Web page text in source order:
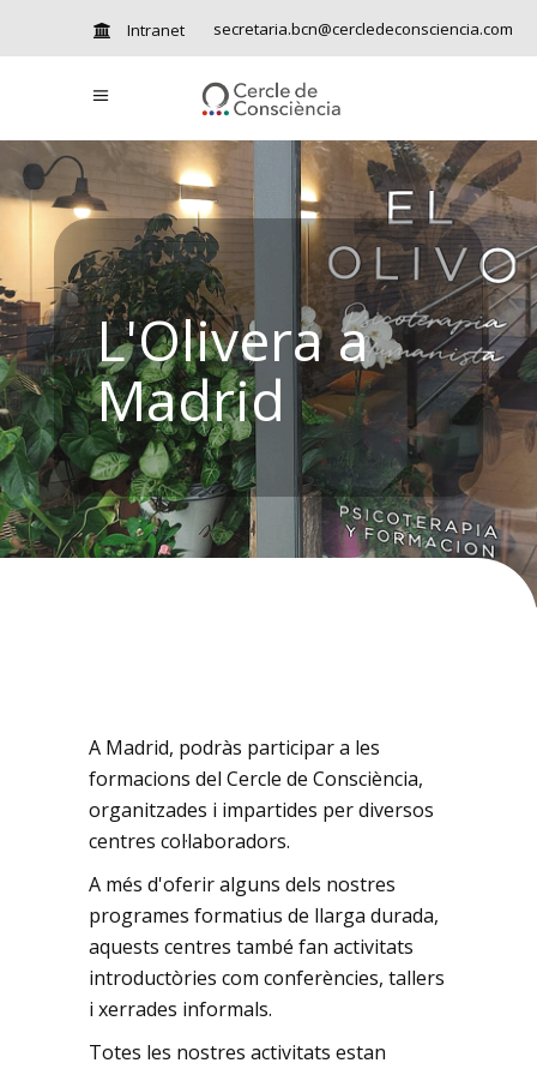
Intranet secretaria.bcn@cercledeconsciencia.com
L'Olivera a
Madrid
A Madrid, podràs participar a les
formacions del Cercle de Consciència,
organitzades i impartides per diversos
centres col·laboradors.
A més d'oferir alguns dels nostres
programes formatius de llarga durada,
aquests centres també fan activitats
introductòries com conferències, tallers
i xerrades informals.
Totes les nostres activitats estan